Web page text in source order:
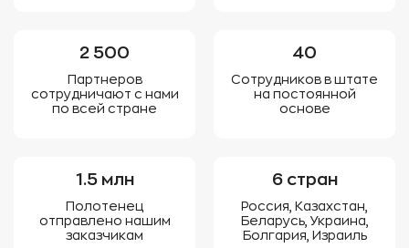
2 500
Партнеров
сотрудничают с нами
по всей стране
40
Сотрудников в штате
на постоянной
основе
1.5 млн
Полотенец
отправлено нашим
заказчикам
6 стран
Россия, Казахстан,
Беларусь, Украина,
Болгария, Израиль